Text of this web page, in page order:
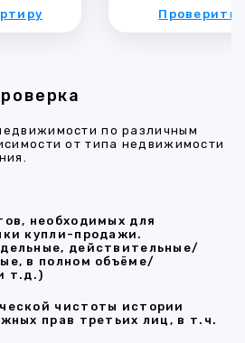
Проверить
по различным
от типа недвижимости
необходимых для
купли-продажи.
действительные/
в полном объёме/
т.д.)
чистоты истории
прав третьих лиц, в т.ч.